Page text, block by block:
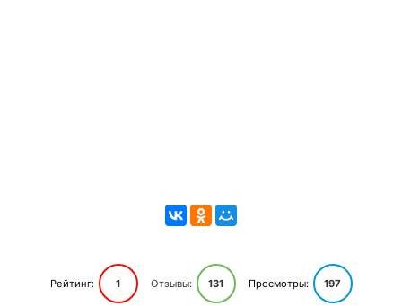
Рейтинг: 1 Отзывы: 131 Просмотры: 197